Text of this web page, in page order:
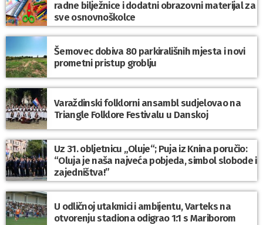
radne bilježnice i dodatni obrazovni materijal za
sve osnovnoškolce
Šemovec dobiva 80 parkirališnih mjesta i novi
prometni pristup groblju
Varaždinski folklorni ansambl sudjelovao na
Triangle Folklore Festivalu u Danskoj
Uz 31. obljetnicu „Oluje“; Puja iz Knina poručio:
“Oluja je naša najveća pobjeda, simbol slobode i
zajedništva!”
U odličnoj utakmici i ambijentu, Varteks na
otvorenju stadiona odigrao 1:1 s Mariborom